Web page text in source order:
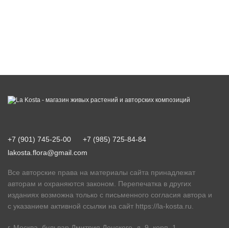
+7 (901) 745-25-00
+7 (985) 725-84-84
lakosta.flora@gmail.com
Все авторские права на материалы сайта принадлежат
авторам и охраняются законом. Перепечатка в других
изданиях возможна только с письменного согласия автора и
с указанием активной ссылки на сайт https://la-kosta.ru